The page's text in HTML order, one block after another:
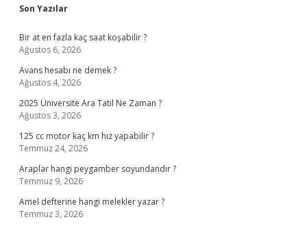
Sidebar
Son Yazılar
Bir at en fazla kaç saat koşabilir ?
Ağustos 6, 2026
Avans hesabı ne demek ?
Ağustos 4, 2026
2025 Üniversite Ara Tatil Ne Zaman ?
Ağustos 3, 2026
125 cc motor kaç km hız yapabilir ?
Temmuz 24, 2026
Araplar hangi peygamber soyundandır ?
Temmuz 9, 2026
Amel defterine hangi melekler yazar ?
Temmuz 3, 2026